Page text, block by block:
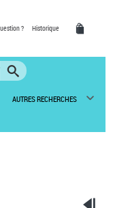
? Historique
AUTRES RECHERCHES